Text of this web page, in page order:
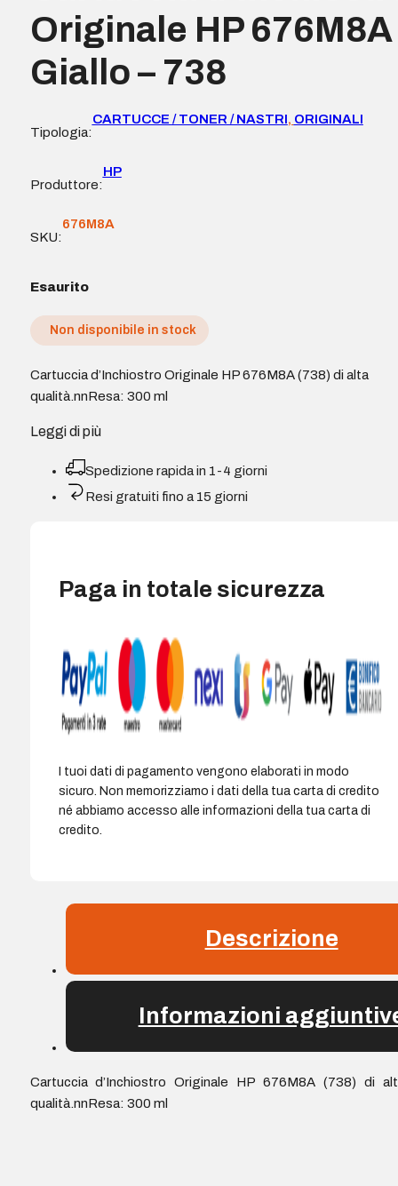
Originale HP 676M8A
Giallo – 738
Tipologia:
CARTUCCE / TONER / NASTRI, ORIGINALI
Produttore:
HP
SKU:
676M8A
Esaurito
Non disponibile in stock
Cartuccia d’Inchiostro Originale HP 676M8A (738) di alta
qualità.nnResa: 300 ml
Leggi di più
Spedizione rapida in 1-4 giorni
Resi gratuiti fino a 15 giorni
Paga in totale sicurezza
I tuoi dati di pagamento vengono elaborati in modo
sicuro. Non memorizziamo i dati della tua carta di credito
né abbiamo accesso alle informazioni della tua carta di
credito.
Descrizione
Informazioni
Cartuccia d’Inchiostro Originale HP 676M8A (738) di
qualità.nnResa: 300 ml